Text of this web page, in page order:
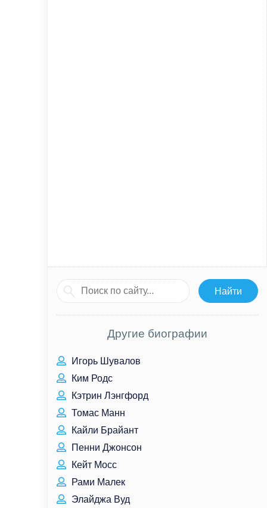
Другие биографии
Игорь Шувалов
Ким Родс
Кэтрин Лэнгфорд
Томас Манн
Кайли Брайант
Пенни Джонсон
Кейт Мосс
Рами Малек
Элайджа Вуд